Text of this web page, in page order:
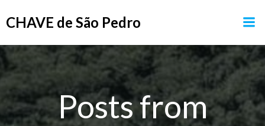
para
conteúdo
CHAVE de São Pedro
Posts from